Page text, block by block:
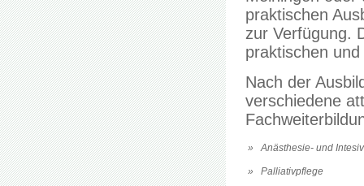
praktischen
zur Verfügung.
praktischen
Nach der
verschiedene
» Anästhesie- und
» Palliativpflege